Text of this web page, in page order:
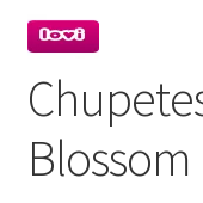
Blossom